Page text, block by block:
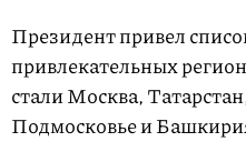
Президент привел
привлекательных
стали Москва,
Подмосковье и